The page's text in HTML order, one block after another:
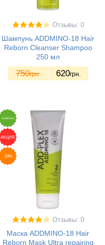
Отзывы: 0
Шампунь ADDMINO-18 Hair
Reborn Cleanser Shampoo
250 мл
750грн. 620грн.
НОВИНКА
АКЦИЯ
-33%
Отзывы: 0
Маска ADDMINO-18 Hair
Reborn Mask Ultra repairing